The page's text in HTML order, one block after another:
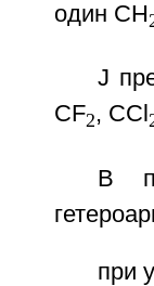
один CH
J
CF2, CCl
В
при